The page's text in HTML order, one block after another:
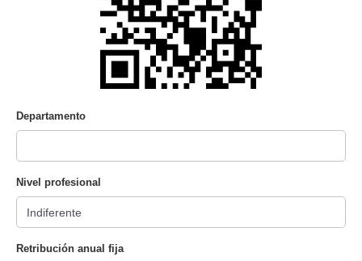
Departamento
Nivel profesional
Retribución anual fija